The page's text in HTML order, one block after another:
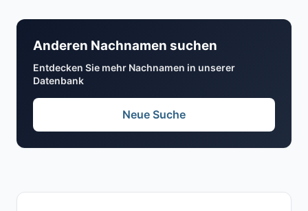
Anderen Nachnamen suchen
Entdecken Sie mehr Nachnamen in unserer
Datenbank
Neue Suche